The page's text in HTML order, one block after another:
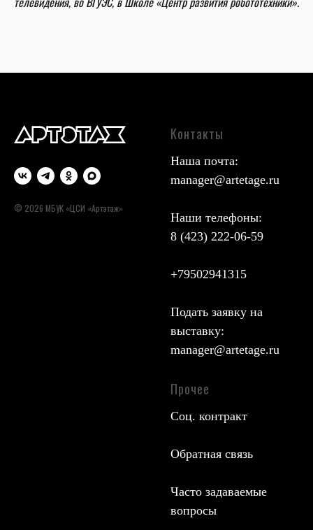
© 2026 МБУК «ЦСИ «Артэтаж»
Контакты
Наша почта:
manager@artetage.ru
Наши телефоны:
8 (423) 222-06-59
+79502941315
Подать заявку на
выставку:
manager@artetage.ru
Прочее
Соц. контракт
Обратная связь
Часто задаваемые
вопросы